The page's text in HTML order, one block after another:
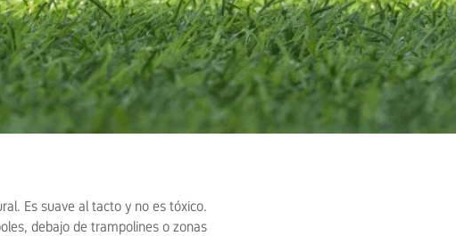
Es suave al tacto y no es tóxico.
debajo de trampolines o zonas